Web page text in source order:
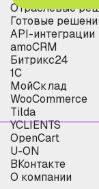
Отраслевые
Готовые
API-интеграции
amoCRM
Битрикс24
1С
МойСклад
WooCommerce
Tilda
YCLIENTS
OpenCart
U-ON
ВКонтакте
О компании